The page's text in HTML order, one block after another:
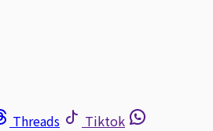
Threads
Tiktok